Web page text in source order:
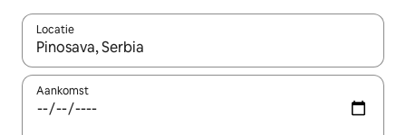
Locatie
Wanneer er suggesties beschikbaar zijn, maak je een keuze
Aankomst